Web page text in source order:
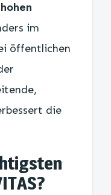
hohen
im
öffentlichen
die